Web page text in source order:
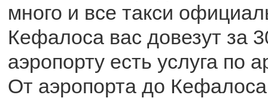
много и все такси
Кефалоса вас довезут за
аэропорту есть услуга по
От аэропорта до Кефалоса